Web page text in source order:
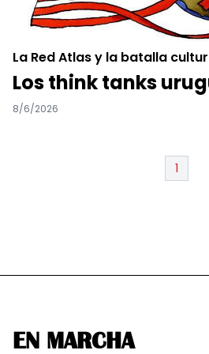
La Red Atlas y la batalla
Los think tanks
8/6/2026
1
EN MARCHA